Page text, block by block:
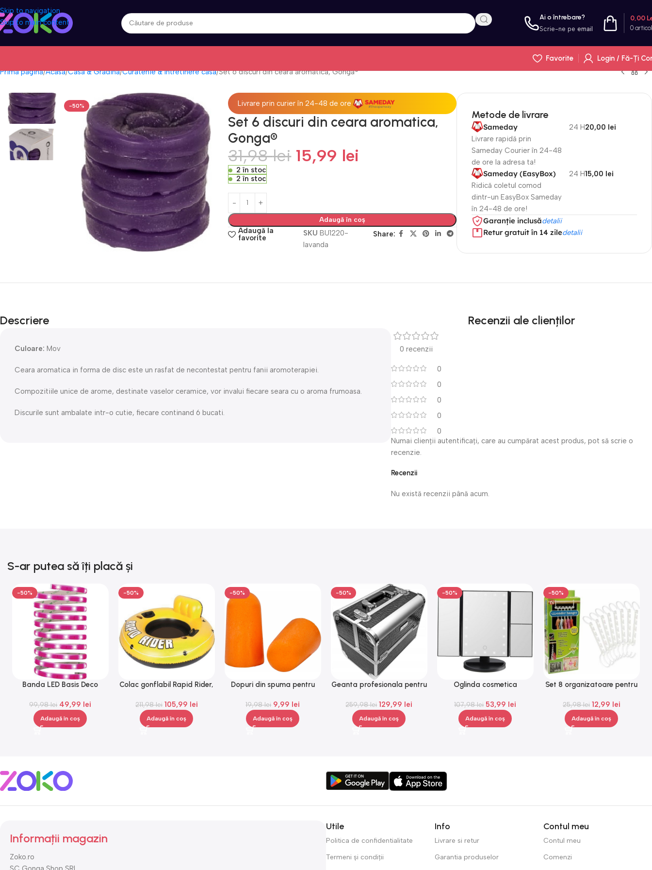
Skip to navigation
Skip to main content
Ai o întrebare?
Scrie-ne pe email 0
0,00
Favorite
Login / Fă-Ți
Prima pagină Acasa Casa & Gradina Curatenie & Intretinere casa Set 6 discuri din ceara aromatica, Gonga®
-50% Livrare prin curier în 24-48 de ore
Set 6 discuri din ceara aromatica,
Gonga®
31,98lei 15,99 lei
2 în stoc
2 în stoc
Adaugă în coș
Adaugă la
favorite
SKUBU1220-
lavanda
Share:
Metode de livrare
Sameday
Livrare rapidă prin
Sameday Courier în 24-48
de ore la adresa ta!
24 H20,00 lei
Sameday (EasyBox)
Ridică coletul comod
dintr-un EasyBox Sameday
în 24-48 de ore!
24 H15,00 lei
Garanție inclusădetalii
Retur gratuit în 14 ziledetalii
Descriere
Culoare: Mov
Ceara aromatica in forma de disc este un rasfat de necontestat pentru fanii aromoterapiei.
Compozitiile unice de arome, destinate vaselor ​​ceramice, vor invalui fiecare seara cu o aroma frumoasa.
Discurile sunt ambalate intr-o cutie, fiecare continand 6 bucati.
Recenzii ale clienților
0 recenzii
0
0
0
0
0
Recenzii
Nu există recenzii până acum.
Numai clienții autentificați, care au cumpărat acest produs, pot să scrie o
recenzie.
S-ar putea să îți placă și
-50%
Banda LED Basis Deco
cm
99,98lei 49,99 lei
Adaugă în coș
-50%
Colac gonflabil Rapid Rider,
211,98lei 105,99 lei
Adaugă în coș
-50%
Dopuri din spuma pentru
19,98lei 9,99 lei
Adaugă în coș
-50%
Geanta profesionala pentru
259,98lei 129,99 lei
Adaugă în coș
-50%
Oglinda cosmetica
senzor de atingere,Gonga®
107,98lei 53,99 lei
Adaugă în coș
-50%
Set 8 organizatoare pentru
25,98lei 12,99 lei
Adaugă în coș
Informații magazin
Zoko.ro
Utile
Politica de confidentialitate
Termeni și condiții
Info
Livrare si retur
Garantia produselor
Contul meu
Contul meu
Comenzi